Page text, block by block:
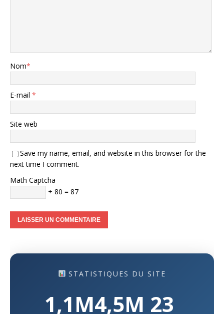
Nom*
E-mail *
Site web
Save my name, email, and website in this browser for the
next time I comment.
Math Captcha
+ 80 = 87
STATISTIQUES DU SITE
1,1M4,5M 23